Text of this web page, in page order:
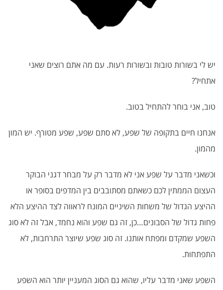
יש לי בשורות טובות ובשורות רעות. עם מה אתם רוצים שאני
אתחיל?
טוב, אני בוחר להתחיל בטוב.
אנחנו חיים בתקופה של שפע, לא סתם שפע, שפע מטורף. יש המון
מהמון.
וכשאני מדבר על שפע אני לא מדבר רק על מבחר דגני הבוקר
העצום הממתין לכם כשאתם מסתובבים בין המדפים בסופר או
ההיצע הגדול של משחות השיניים המונח לראווה לצד ההיצע הלא
פחות גדול של הסבונים…כן, זה גם שפע והוא נחמד, אבל זה לא סוג
השפע שמקדם ומפתח אותנו. זה סוג שפע שיוצר התרחבות, לא
התפתחות.
השפע שאני מדבר עליו, שהוא גם הסוג המעניין יותר הוא השפע